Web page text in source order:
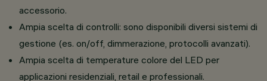
accessorio.
Ampia scelta di controlli: sono disponibili diversi sistemi di
gestione (es. on/off, dimmerazione, protocolli avanzati).
Ampia scelta di temperature colore del LED per
applicazioni residenziali, retail e professionali.